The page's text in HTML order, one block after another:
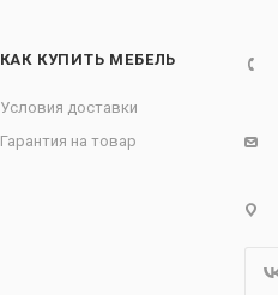
КАК КУПИТЬ МЕБЕЛЬ
Условия доставки
Гарантия на товар